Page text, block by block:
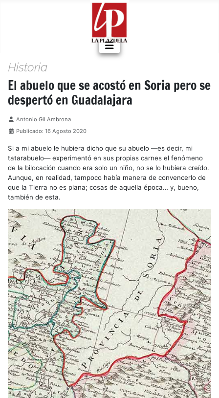
Historia
El abuelo que se acostó en Soria pero se
despertó en Guadalajara
Detalles
Antonio Gil Ambrona
Publicado: 16 Agosto 2020
Si a mi abuelo le hubiera dicho que su abuelo —es decir, mi
tatarabuelo— experimentó en sus propias carnes el fenómeno
de la bilocación cuando era solo un niño, no se lo hubiera creído.
Aunque, en realidad, tampoco había manera de convencerlo de
que la Tierra no es plana; cosas de aquella época… y, bueno,
también de esta.